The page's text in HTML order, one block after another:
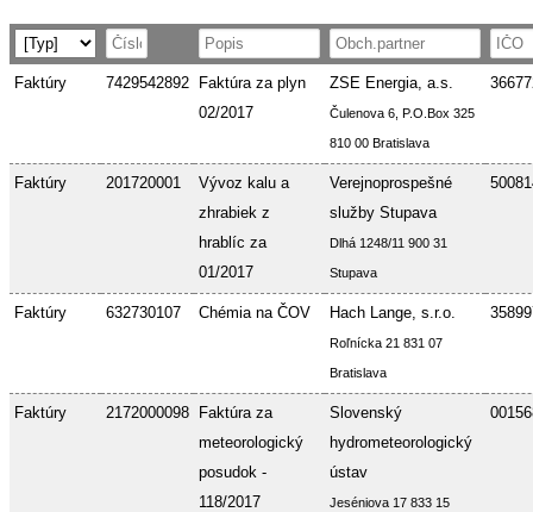
Faktúry 7429542892
Faktúra za plyn
02/2017
ZSE Energia, a.s.
Čulenova 6, P.O.Box 325
810 00 Bratislava
Faktúry 201720001
Vývoz kalu a
zhrabiek z
hrablíc za
01/2017
Verejnoprospešné
služby Stupava
Dlhá 1248/11 900 31
Stupava
Faktúry 632730107 Chémia na ČOV Hach Lange, s.r.o.
Roľnícka 21 831 07
Bratislava
Faktúry 2172000098
Faktúra za
meteorologický
posudok -
118/2017
Slovenský
hydrometeorologický
ústav
Jeséniova 17 833 15